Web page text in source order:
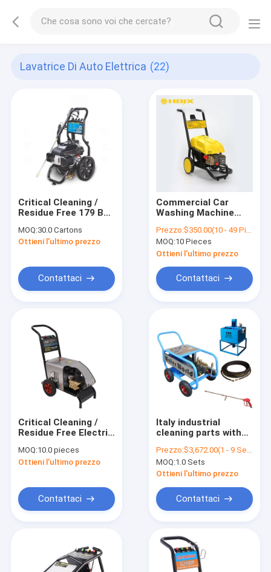
Lavatrice Di Auto Elettrica (22)
Critical Cleaning /
Residue Free 179 Bar
Pressure Washer
Pump Sewer and
Pressure Washer
MOQ:30.0 Cartons
Ottieni l'ultimo prezzo
Contattaci
Commercial Car
Washing Machine
Pressure Washer
Machine
Prezzo:$350.00(10 - 49 Pieces) $335.00(50 - 99 Pieces) $315.00(>=100 Pieces)
MOQ:10 Pieces
Ottieni l'ultimo prezzo
Contattaci
Critical Cleaning /
Residue Free Electric
Pressure Hand Push
Type Car Washer
MOQ:10.0 pieces
Ottieni l'ultimo prezzo
Contattaci
Italy industrial
cleaning parts with
professional car
wash cleaning
machine pressure
Prezzo:$3,672.00(1 - 9 Sets) $3,516.00(>=10 Sets)
MOQ:1.0 Sets
Ottieni l'ultimo prezzo
Contattaci